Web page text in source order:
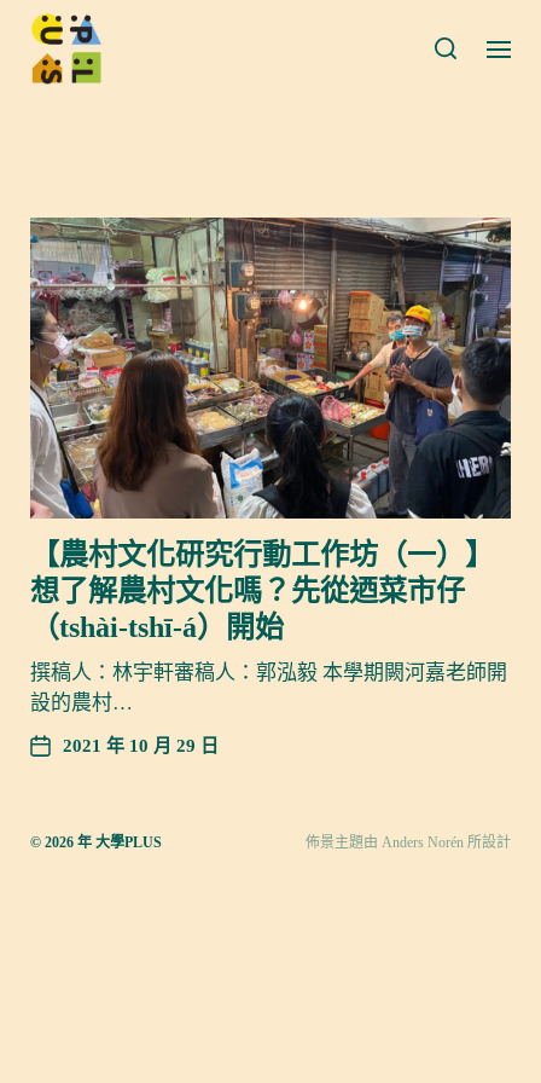
【農村文化研究行動工作坊（一）】
想了解農村文化嗎？先從迺菜市仔
（tshài-tshī-á）開始
撰稿人：林宇軒審稿人：郭泓毅 本學期闕河嘉老師開
設的農村…
2021 年 10 月 29 日
© 2026 年 大學PLUS 佈景主題由 Anders Norén 所設計